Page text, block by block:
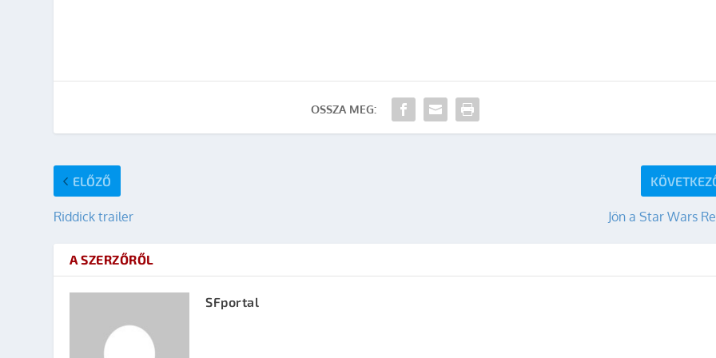
OSSZA MEG:
ELŐZŐ
Riddick trailer Jön a Star Wars
A SZERZŐRŐL
SFportal